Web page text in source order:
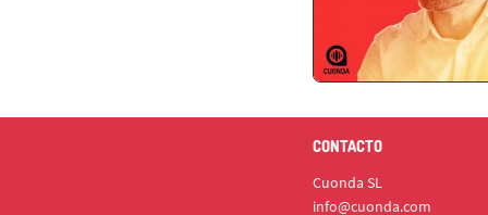
CONTACTO
Cuonda SL
info@cuonda.com